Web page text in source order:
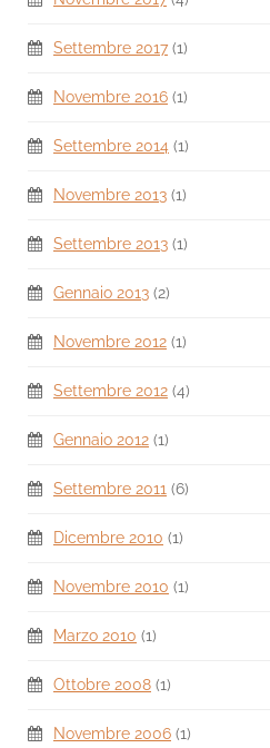
Settembre 2017 (1)
Novembre 2016 (1)
Settembre 2014 (1)
Novembre 2013 (1)
Settembre 2013 (1)
Gennaio 2013 (2)
Novembre 2012 (1)
Settembre 2012 (4)
Gennaio 2012 (1)
Settembre 2011 (6)
Dicembre 2010 (1)
Novembre 2010 (1)
Marzo 2010 (1)
Ottobre 2008 (1)
Novembre 2006 (1)